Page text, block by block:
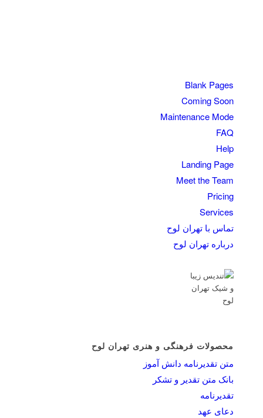
Blank Pages
Coming Soon
Maintenance Mode
FAQ
Help
Landing Page
Meet the Team
Pricing
Services
تماس با تهران لوح
درباره تهران لوح
محصولات فرهنگی و هنری تهران لوح
متن تقدیرنامه دانش آموز
بانک متن تقدیر و تشکر
تقدیرنامه
دعای عهد